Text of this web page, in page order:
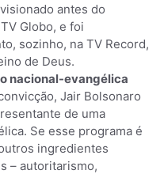
antes do
Globo, e foi
sozinho, na TV Record,
de Deus.
nacional-evangélica
Jair Bolsonaro
de uma
Se esse programa é
ingredientes
– autoritarismo,